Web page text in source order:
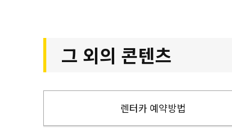
그 외의 콘텐츠
렌터카 예약방법